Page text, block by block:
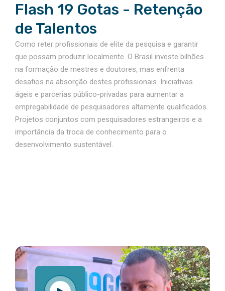
Flash 19 Gotas - Retenção
de Talentos​
Como reter profissionais de elite da pesquisa e garantir
que possam produzir localmente. O Brasil investe bilhões
na formação de mestres e doutores, mas enfrenta
desafios na absorção destes profissionais. Iniciativas
ágeis e parcerias público-privadas para aumentar a
empregabilidade de pesquisadores altamente qualificados.
Projetos conjuntos com pesquisadores estrangeiros e a
importância da troca de conhecimento para o
desenvolvimento sustentável.